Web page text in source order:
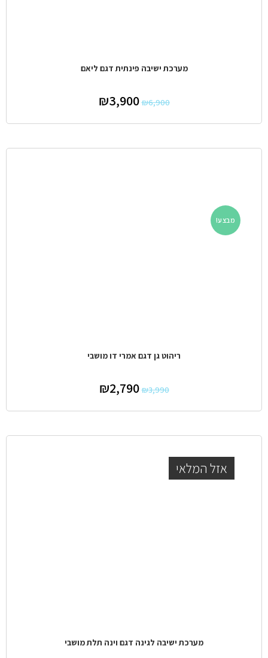
מערכת ישיבה פינתית דגם ליאם
₪6,900
₪3,900
מבצע!
ריהוט גן דגם אמרי דו מושבי
₪3,990
₪2,790
אזל המלאי
מערכת ישיבה לגינה דגם וינה תלת מושבי